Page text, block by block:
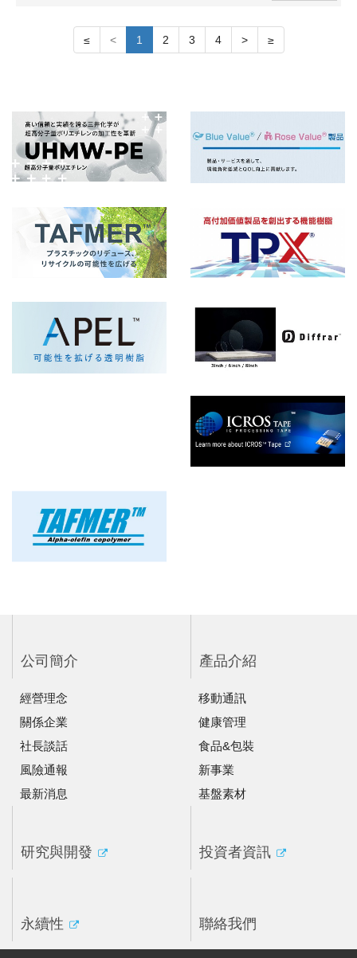
≤ < 1 2 3 4 > ≥
公司簡介
經營理念
關係企業
社長談話
風險通報
最新消息
產品介紹
移動通訊
健康管理
食品&包裝
新事業
基盤素材
研究與開發 投資者資訊
永續性 聯絡我們